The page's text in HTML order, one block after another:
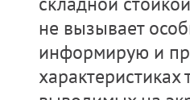
не вызывает
информирую и